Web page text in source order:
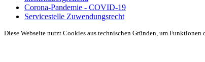
Corona-Pandemie - COVID-19
Servicestelle Zuwendungsrecht
Diese Webseite nutzt Cookies aus technischen Gründen, um